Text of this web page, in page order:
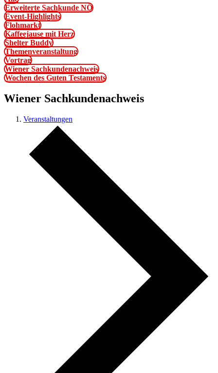
Erweiterte Sachkunde NÖ
Event-Highlights
Flohmarkt
Kaffeejause mit Herz
Shelter Buddy
Themenveranstaltung
Vortrag
Wiener Sachkundenachweis
Wochen des Guten Testaments
Wiener Sachkundenachweis
Veranstaltungen